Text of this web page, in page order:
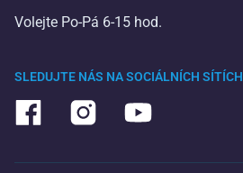
SLEDUJTE NÁS NA SOCIÁLNÍCH SÍTÍCH
Volejte Po-Pá 6-15 hod.